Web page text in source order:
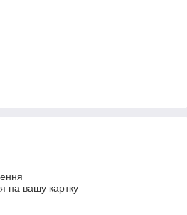
на вашу картку